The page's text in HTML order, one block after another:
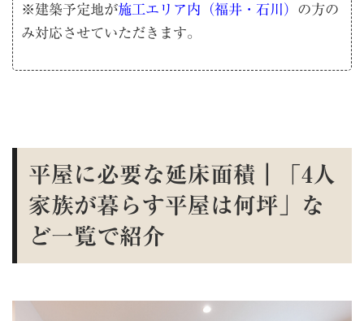
※建築予定地が施工エリア内（福井・石川） の方の
み対応させていただきます。
平屋に必要な延床面積｜「4人
家族が暮らす平屋は何坪」な
ど一覧で紹介